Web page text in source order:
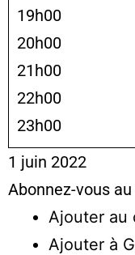
19h00
20h00
21h00
22h00
23h00
1 juin 2022
Abonnez-vous
Ajouter au
Ajouter à